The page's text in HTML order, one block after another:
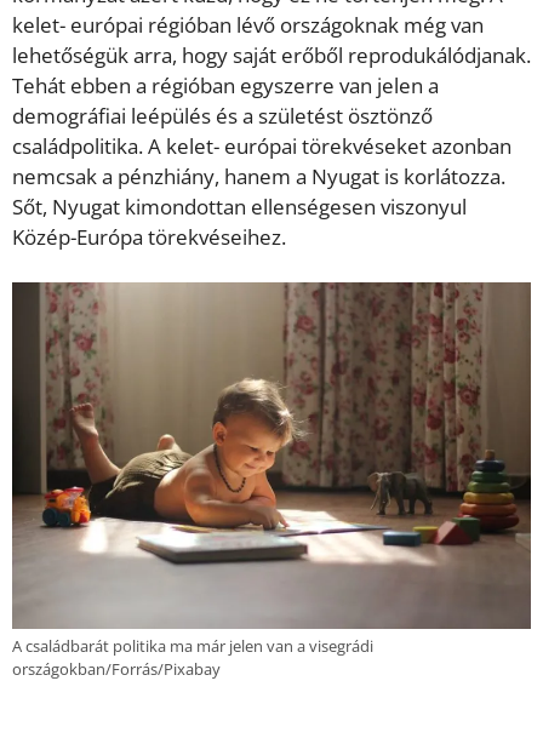
kelet- európai régióban lévő országoknak még van
lehetőségük arra, hogy saját erőből reprodukálódjanak.
Tehát ebben a régióban egyszerre van jelen a
demográfiai leépülés és a születést ösztönző
családpolitika. A kelet- európai törekvéseket azonban
nemcsak a pénzhiány, hanem a Nyugat is korlátozza.
Sőt, Nyugat kimondottan ellenségesen viszonyul
Közép-Európa törekvéseihez.
A családbarát politika ma már jelen van a visegrádi
országokban/Forrás/Pixabay